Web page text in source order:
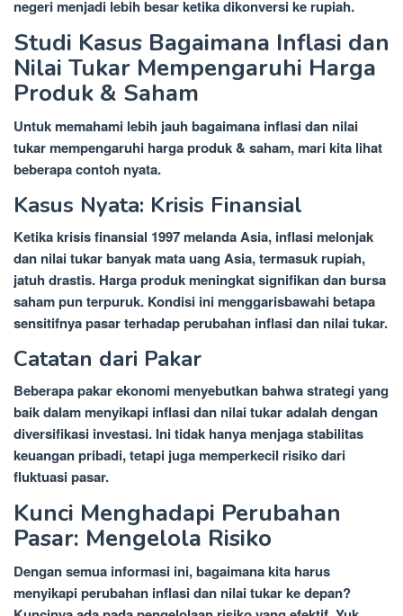
negeri menjadi lebih besar ketika dikonversi ke rupiah.
Studi Kasus Bagaimana Inflasi dan
Nilai Tukar Mempengaruhi Harga
Produk & Saham
Untuk memahami lebih jauh bagaimana inflasi dan nilai
tukar mempengaruhi harga produk & saham, mari kita lihat
beberapa contoh nyata.
Kasus Nyata: Krisis Finansial
Ketika krisis finansial 1997 melanda Asia, inflasi melonjak
dan nilai tukar banyak mata uang Asia, termasuk rupiah,
jatuh drastis. Harga produk meningkat signifikan dan bursa
saham pun terpuruk. Kondisi ini menggarisbawahi betapa
sensitifnya pasar terhadap perubahan inflasi dan nilai tukar.
Catatan dari Pakar
Beberapa pakar ekonomi menyebutkan bahwa strategi yang
baik dalam menyikapi inflasi dan nilai tukar adalah dengan
diversifikasi investasi. Ini tidak hanya menjaga stabilitas
keuangan pribadi, tetapi juga memperkecil risiko dari
fluktuasi pasar.
Kunci Menghadapi Perubahan
Pasar: Mengelola Risiko
Dengan semua informasi ini, bagaimana kita harus
menyikapi perubahan inflasi dan nilai tukar ke depan?